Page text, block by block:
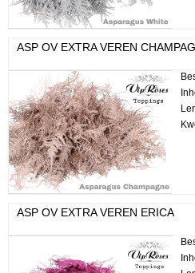
ASP OV EXTRA VEREN
ASP OV EXTRA VEREN ERICA